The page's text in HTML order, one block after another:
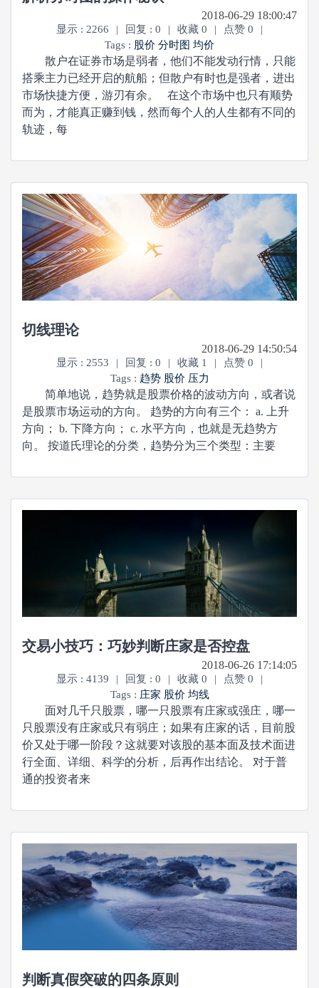
2018-06-29 18:00:47
显示 : 2266 | 回复 : 0 | 收藏 0 | 点赞 0
|
Tags : 股价 分时图 均价
散户在证券市场是弱者，他们不能发动行情，只能
搭乘主力已经开启的航船；但散户有时也是强者，进出
市场快捷方便，游刃有余。 在这个市场中也只有顺势
而为，才能真正赚到钱，然而每个人的人生都有不同的
轨迹，每
切线理论
2018-06-29 14:50:54
显示 : 2553 | 回复 : 0 | 收藏 1 | 点赞 0
|
Tags : 趋势 股价 压力
简单地说，趋势就是股票价格的波动方向，或者说
是股票市场运动的方向。 趋势的方向有三个： a. 上升
方向； b. 下降方向； c. 水平方向，也就是无趋势方
向。 按道氏理论的分类，趋势分为三个类型：主要
交易小技巧：巧妙判断庄家是否控盘
2018-06-26 17:14:05
显示 : 4139 | 回复 : 0 | 收藏 0 | 点赞 0
|
Tags : 庄家 股价 均线
面对几千只股票，哪一只股票有庄家或强庄，哪一
只股票没有庄家或只有弱庄；如果有庄家的话，目前股
价又处于哪一阶段？这就要对该股的基本面及技术面进
行全面、详细、科学的分析，后再作出结论。 对于普
通的投资者来
判断真假突破的四条原则